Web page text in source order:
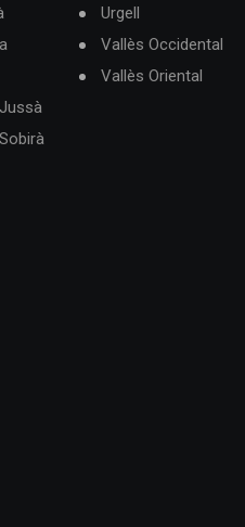
Urgell
Vallès Occidental
Vallès Oriental